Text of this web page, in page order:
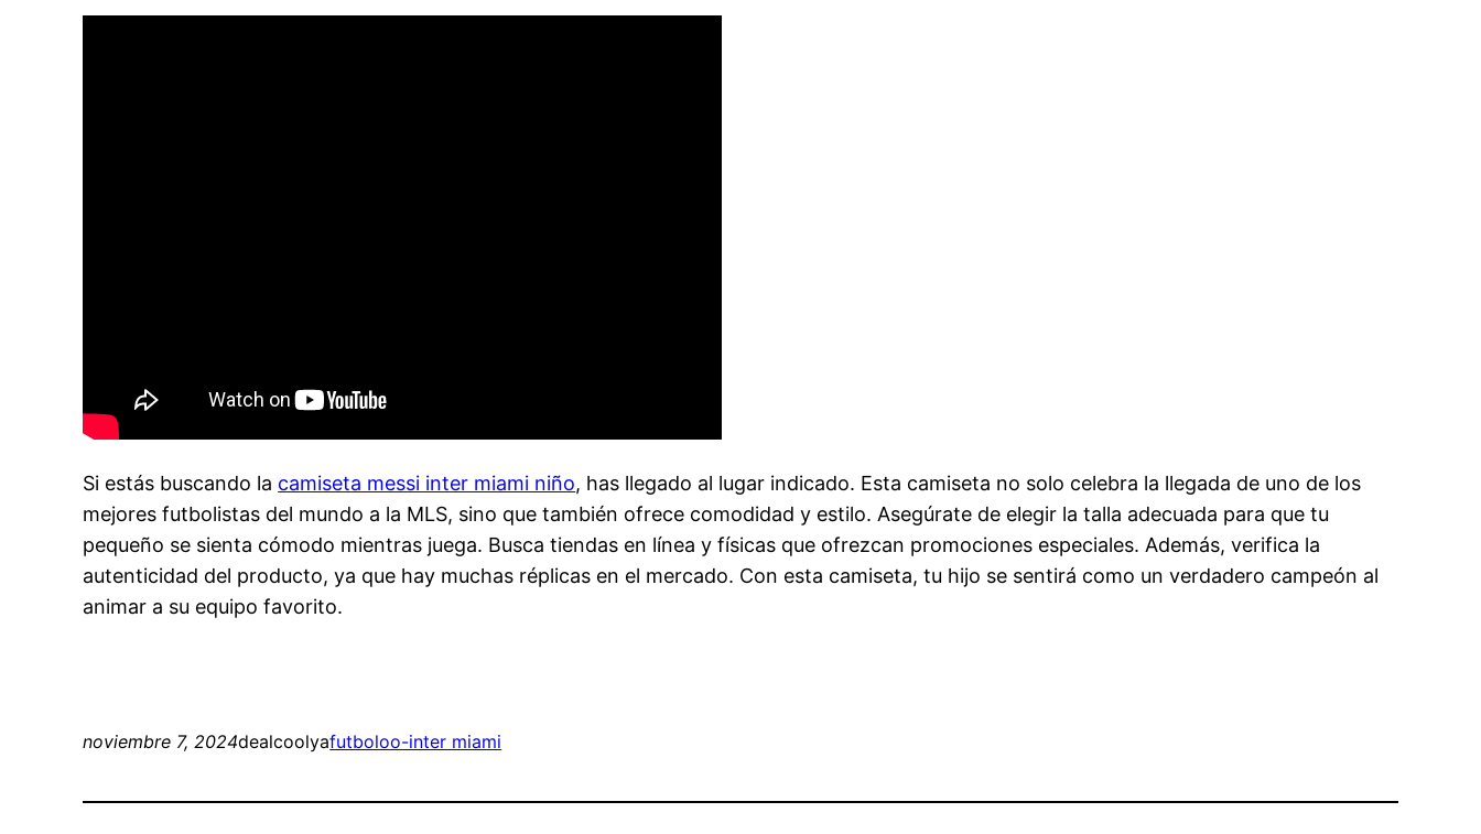
Si estás buscando la camiseta messi inter miami niño, has llegado al lugar indicado. Esta camiseta no solo celebra la llegada de uno de los
mejores futbolistas del mundo a la MLS, sino que también ofrece comodidad y estilo. Asegúrate de elegir la talla adecuada para que tu
pequeño se sienta cómodo mientras juega. Busca tiendas en línea y físicas que ofrezcan promociones especiales. Además, verifica la
autenticidad del producto, ya que hay muchas réplicas en el mercado. Con esta camiseta, tu hijo se sentirá como un verdadero campeón al
animar a su equipo favorito.
noviembre 7, 2024dealcoolyafutboloo-inter miami